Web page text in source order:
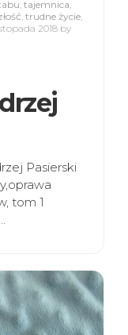
tajemnica
trudne życie
2018 by
Pasierski
tom 1